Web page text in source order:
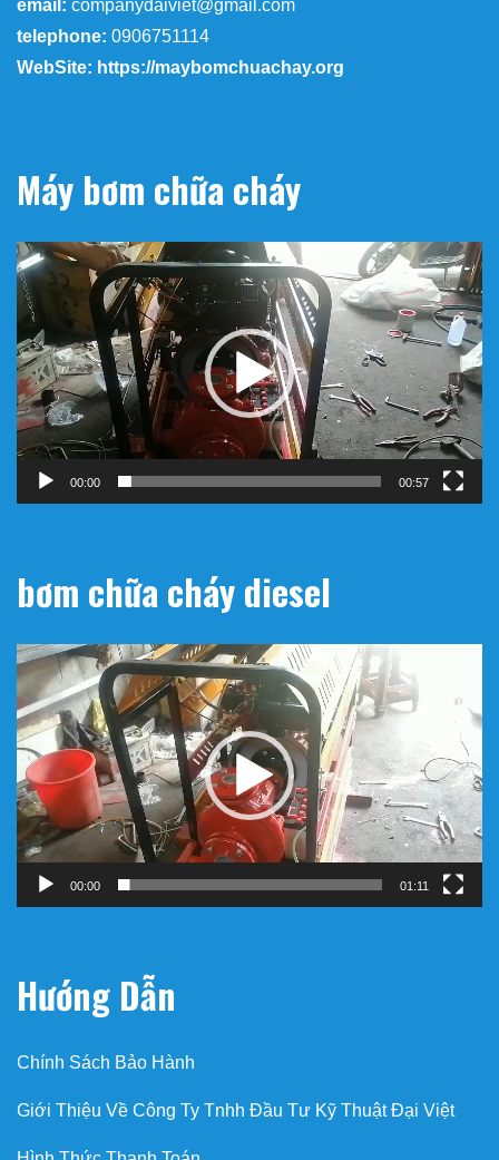
email: companydaiviet@gmail.com
telephone: 0906751114
WebSite: https://maybomchuachay.org
Máy bơm chữa cháy
Trình
chơi
Video
00:00 00:57
bơm chữa cháy diesel
Trình
chơi
Video
00:00 01:11
Hướng Dẫn
Chính Sách Bảo Hành
Giới Thiệu Về Công Ty Tnhh Đầu Tư Kỹ Thuật Đại Việt